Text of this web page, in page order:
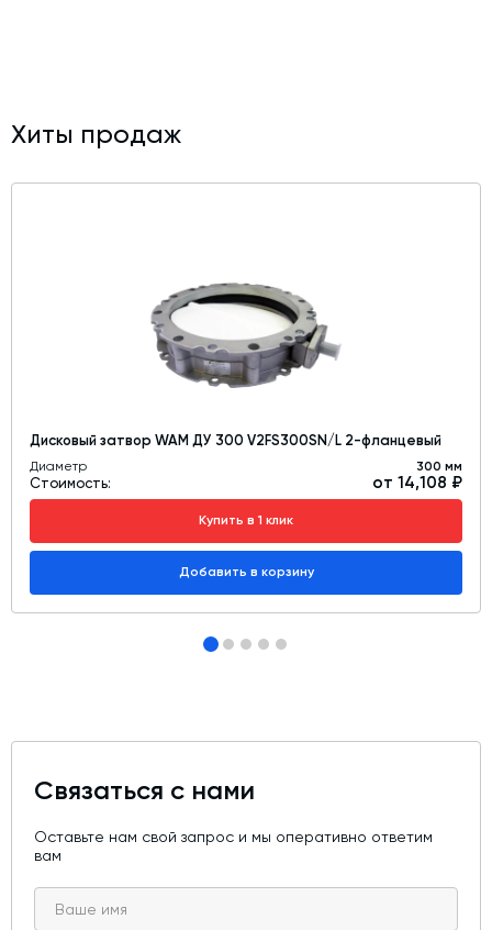
Хиты продаж
Дисковый затвор WAM ДУ 300 V2FS300SN/L 2-фланцевый
Диаметр 300 мм
Стоимость: от 14,108 ₽
Купить в 1 клик
Добавить в корзину
Связаться с нами
Оставьте нам свой запрос и мы оперативно ответим
вам